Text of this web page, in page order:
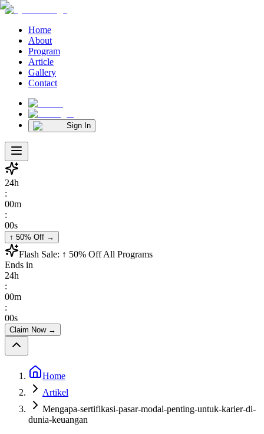
Home
About
Program
Article
Gallery
Contact
Sign In
24h
:
00m
:
00s
↑ 50% Off →
Flash Sale: ↑ 50% Off All Programs
Ends in
24h
:
00m
:
00s
Claim Now →
Home
Artikel
Mengapa-sertifikasi-pasar-modal-penting-untuk-karier-di-
dunia-keuangan